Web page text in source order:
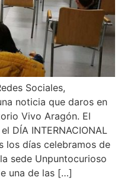
Sociales,
noticia que daros en
Vivo Aragón. El
DÍA INTERNACIONAL
los días celebramos de
sede Unpuntocurioso
una de las […]